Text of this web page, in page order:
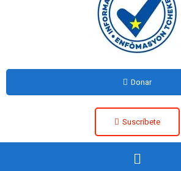
Donar
Suscríbete